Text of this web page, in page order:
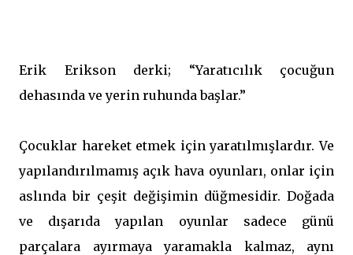
Erik Erikson derki; “Yaratıcılık çocuğun
dehasında ve yerin ruhunda başlar.”
Çocuklar hareket etmek için yaratılmışlardır. Ve
yapılandırılmamış açık hava oyunları, onlar için
aslında bir çeşit değişimin düğmesidir. Doğada
ve dışarıda yapılan oyunlar sadece günü
parçalara ayırmaya yaramakla kalmaz, aynı